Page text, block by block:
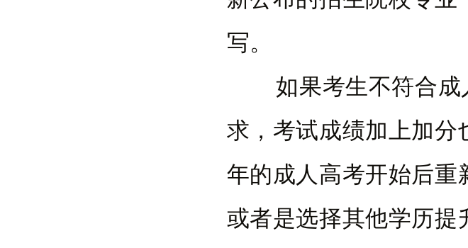
写。
如果考生不符合成
求，考试成绩加上加分
年的成人高考开始后重
或者是选择其他学历提